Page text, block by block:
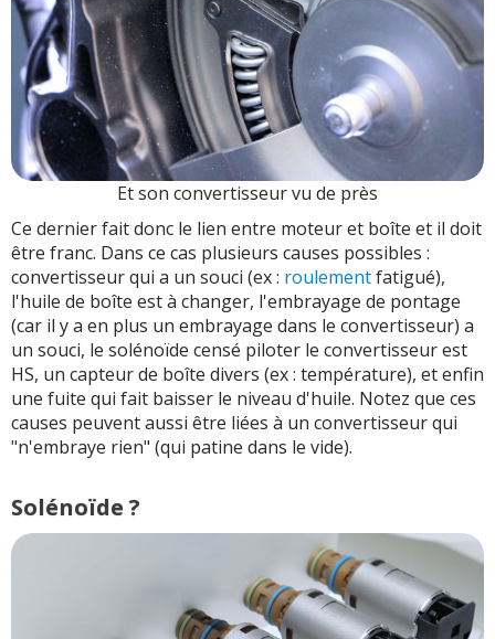
Et son convertisseur vu de près
Ce dernier fait donc le lien entre moteur et boîte et il doit
être franc. Dans ce cas plusieurs causes possibles :
convertisseur qui a un souci (ex : roulementfatigué),
l'huile de boîte est à changer, l'embrayage de pontage
(car il y a en plus un embrayage dans le convertisseur) a
un souci, le solénoïde censé piloter le convertisseur est
HS, un capteur de boîte divers (ex : température), et enfin
une fuite qui fait baisser le niveau d'huile. Notez que ces
causes peuvent aussi être liées à un convertisseur qui
"n'embraye rien" (qui patine dans le vide).
Solénoïde ?